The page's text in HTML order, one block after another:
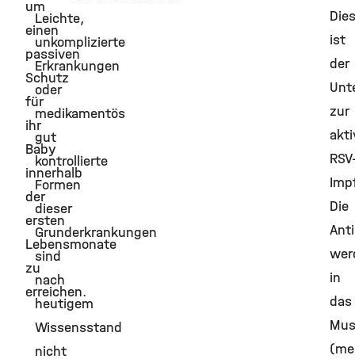
um
einen
passiven
Schutz
für
ihr
Baby
innerhalb
der
ersten
Lebensmonate
zu
erreichen.
Leichte,
unkomplizierte
Erkrankungen
oder
medikamentös
gut
kontrollierte
Formen
dieser
Grunderkrankungen
sind
nach
heutigem
Wissensstand
nicht
Dies
ist
der
zur
Die
in
das